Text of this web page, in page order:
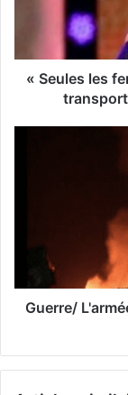
« Seules les
Guerre/